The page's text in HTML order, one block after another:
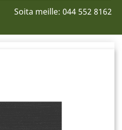
Soita meille: 044 552 8162